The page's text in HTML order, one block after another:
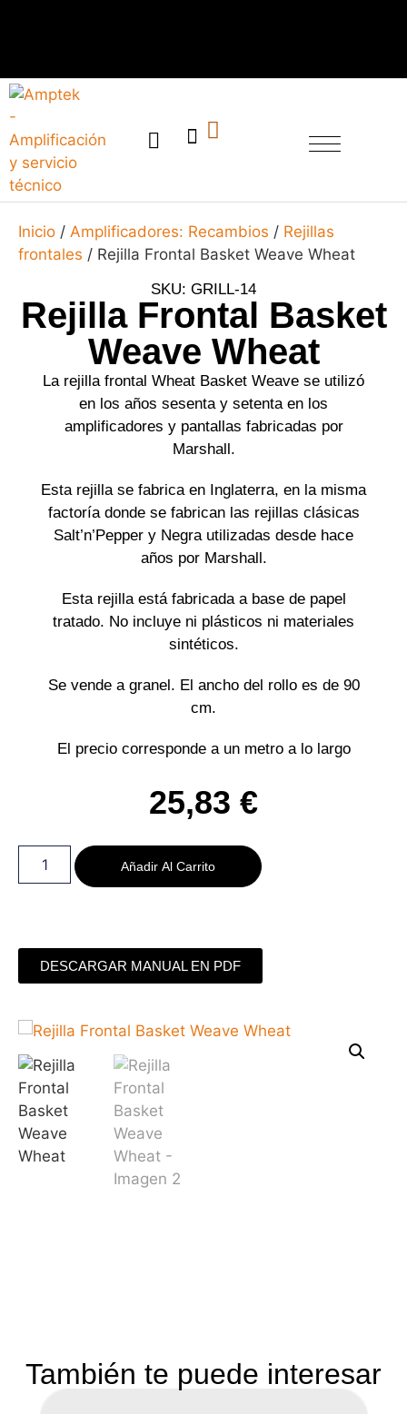
Inicio / Amplificadores: Recambios / Rejillas
frontales / Rejilla Frontal Basket Weave Wheat
SKU: GRILL-14
Rejilla Frontal Basket
Weave Wheat
La rejilla frontal Wheat Basket Weave se utilizó
en los años sesenta y setenta en los
amplificadores y pantallas fabricadas por
Marshall.
Esta rejilla se fabrica en Inglaterra, en la misma
factoría donde se fabrican las rejillas clásicas
Salt’n’Pepper y Negra utilizadas desde hace
años por Marshall.
Esta rejilla está fabricada a base de papel
tratado. No incluye ni plásticos ni materiales
sintéticos.
Se vende a granel. El ancho del rollo es de 90
cm.
El precio corresponde a un metro a lo largo
25,83 €
Añadir Al Carrito
DESCARGAR MANUAL EN PDF
También te puede interesar